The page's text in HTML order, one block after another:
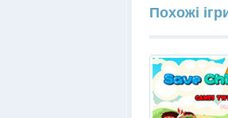
Похожі